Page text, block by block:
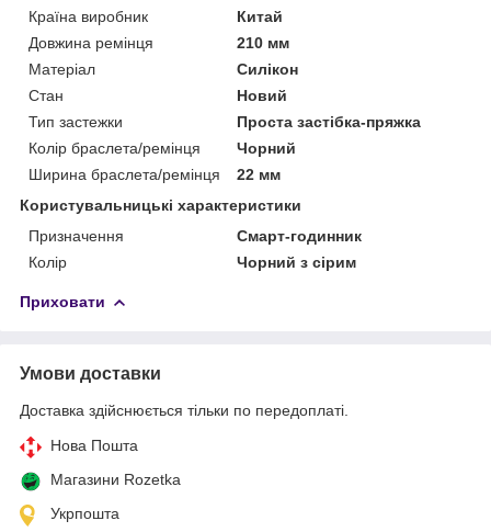
Країна виробник
Китай
Довжина ремінця
210 мм
Матеріал
Силікон
Стан
Новий
Тип застежки
Проста застібка-пряжка
Колір браслета/ремінця
Чорний
Ширина браслета/ремінця
22 мм
Користувальницькі характеристики
Призначення
Смарт-годинник
Колір
Чорний з сірим
Приховати
Умови доставки
Доставка здійснюється тільки по передоплаті.
Нова Пошта
Магазини Rozetka
Укрпошта